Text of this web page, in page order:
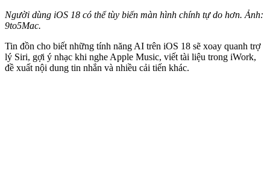
Người dùng iOS 18 có thể tùy biến màn hình chính tự do hơn. Ảnh:
9to5Mac.
Tin đồn cho biết những tính năng AI trên iOS 18 sẽ xoay quanh trợ
lý Siri, gợi ý nhạc khi nghe Apple Music, viết tài liệu trong iWork,
đề xuất nội dung tin nhắn và nhiều cải tiến khác.